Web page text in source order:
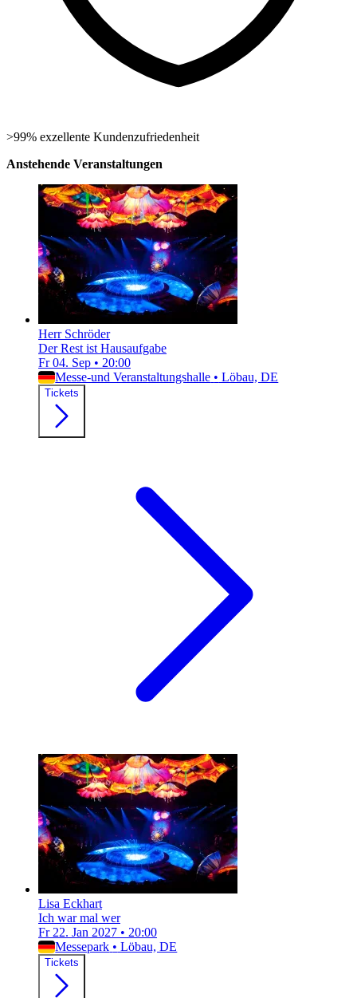
>99% exzellente Kundenzufriedenheit
Anstehende Veranstaltungen
Herr Schröder
Der Rest ist Hausaufgabe
Fr 04. Sep • 20:00
Messe-und Veranstaltungshalle • Löbau, DE
Tickets
Lisa Eckhart
Ich war mal wer
Fr 22. Jan 2027 • 20:00
Messepark • Löbau, DE
Tickets